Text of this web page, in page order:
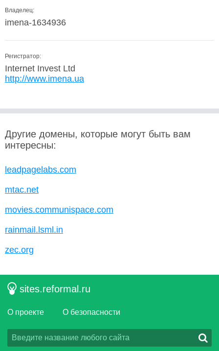
Владелец:
imena-1634936
Регистратор:
Internet Invest Ltd
http://www.imena.ua
Другие домены, которые могут быть вам
интересны:
leadpagelabs.com
mtac.net
movies.communispace.com
rainmail.lsml.in
zec.org
sites.reformal.ru
О проекте О безопасности